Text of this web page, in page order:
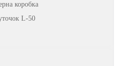
коробка
L-50